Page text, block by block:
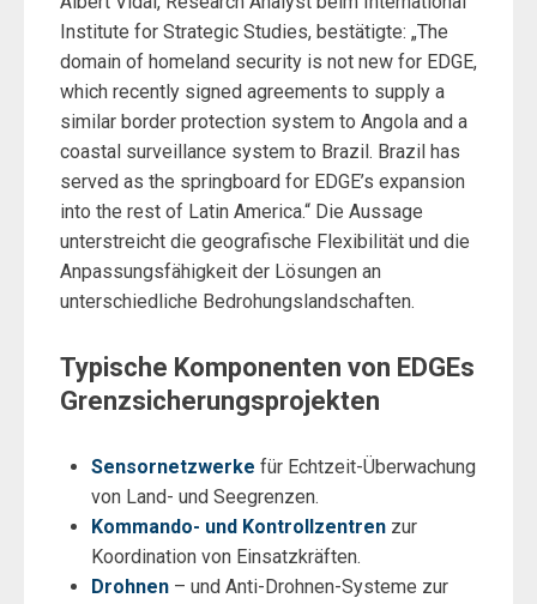
Institute for Strategic Studies, bestätigte: „The
domain of homeland security is not new for EDGE,
which recently signed agreements to supply a
similar border protection system to Angola and a
coastal surveillance system to Brazil. Brazil has
served as the springboard for EDGE’s expansion
into the rest of Latin America.“ Die Aussage
unterstreicht die geografische Flexibilität und die
Anpassungsfähigkeit der Lösungen an
unterschiedliche Bedrohungslandschaften.
Typische Komponenten von EDGEs
Grenzsicherungsprojekten
Sensornetzwerke für Echtzeit-Überwachung
von Land- und Seegrenzen.
Kommando- und Kontrollzentrenzur
Koordination von Einsatzkräften.
Drohnen– und Anti-Drohnen-Systeme zur